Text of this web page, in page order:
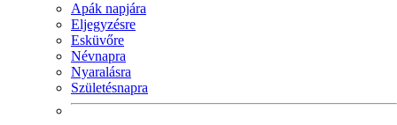
Apák napjára
Eljegyzésre
Esküvőre
Névnapra
Nyaralásra
Születésnapra